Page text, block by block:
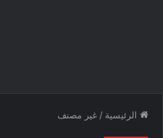
الرئيسية / غير مصنف